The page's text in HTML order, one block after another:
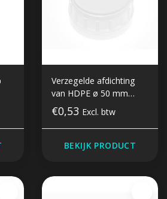
Verzegelde afdichting
van HDPE ø 50 mm
opening
€0,53 Excl. btw
BEKIJK PRODUCT